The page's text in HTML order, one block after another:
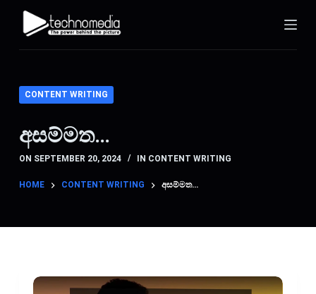
o
o
CONTENT WRITING
අසම්මත…
ON SEPTEMBER 20, 2024 IN CONTENT WRITING
HOME CONTENT WRITING අසම්මත…